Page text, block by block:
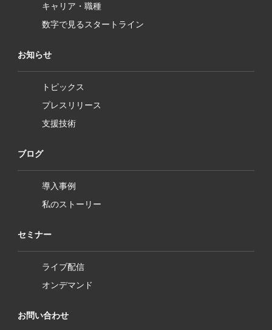
キャリア・職種
数字で見るスタートライン
お知らせ
トピックス
プレスリリース
支援技術
ブログ
導入事例
私のストーリー
セミナー
ライブ配信
オンデマンド
お問い合わせ